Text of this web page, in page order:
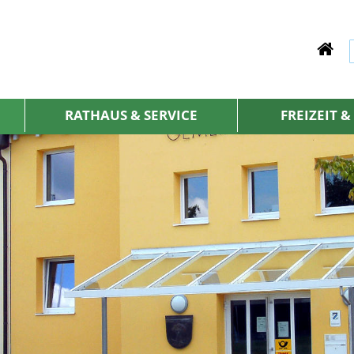
RATHAUS & SERVICE FREIZEIT